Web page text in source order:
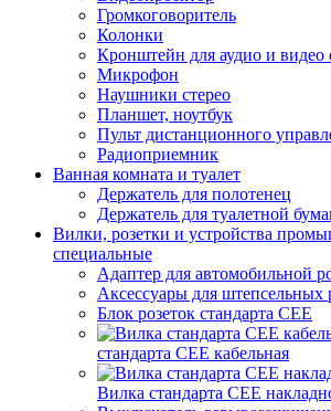
Громкоговоритель
Колонки
Кронштейн для аудио и видео
Микрофон
Наушники стерео
Планшет, ноутбук
Пульт дистанционного
Радиоприемник
Ванная комната и туалет
Держатель для полотенец
Держатель для туалетной
Вилки, розетки и устройства
специальные
Адаптер для автомобильной
Аксессуары для штепсельных
Блок розеток стандарта CEE
стандарта CEE кабельная
Вилка стандарта CEE